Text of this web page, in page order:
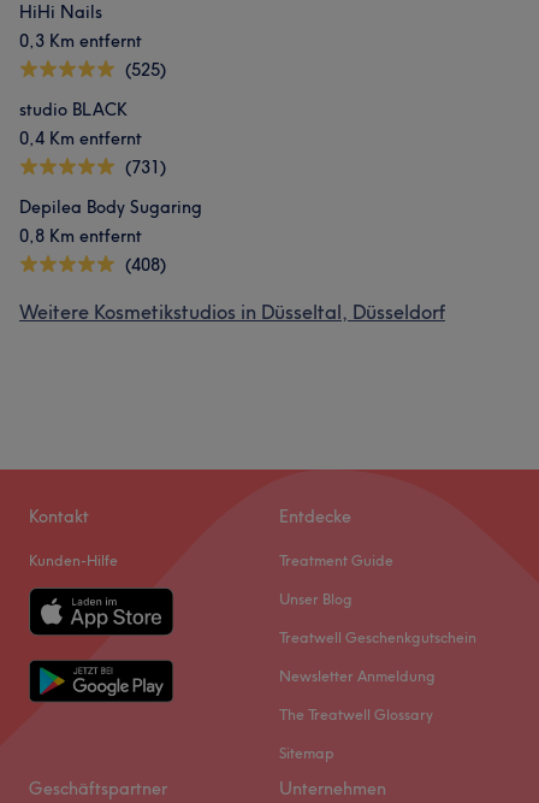
HiHi Nails
0,3 Km entfernt
(525)
studio BLACK
0,4 Km entfernt
(731)
Depilea Body Sugaring
0,8 Km entfernt
(408)
Weitere Kosmetikstudios in Düsseltal, Düsseldorf
Kontakt
Kunden-Hilfe
Entdecke
Treatment Guide
Unser Blog
Treatwell Geschenkgutschein
Newsletter Anmeldung
The Treatwell Glossary
Sitemap
Geschäftspartner Unternehmen